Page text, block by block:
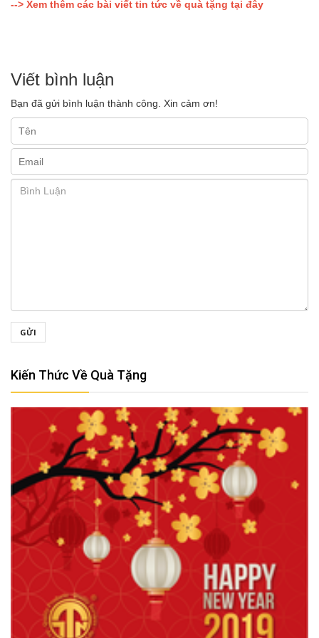
--> Xem thêm các bài viết tin tức về quà tặng tại đây
Viết bình luận
Bạn đã gửi bình luận thành công. Xin cảm ơn!
GỬI
Kiến Thức Về Quà Tặng